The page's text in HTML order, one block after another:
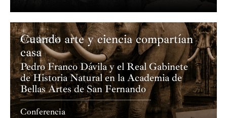
Academia
Cuando arte y ciencia compartían
casa
Pedro Franco Dávila y el Real Gabinete
de Historia Natural en la Academia de
Bellas Artes de San Fernando
Conferencia